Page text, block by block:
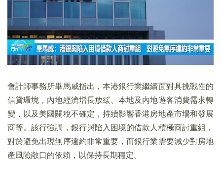
會計師事務所畢馬威指出，本港銀行業繼續面對具挑戰性的
信貸環境，內地經濟增長放緩、本地及內地遊客消費需求轉
變，以及美國關稅不確定，持續影響香港房地產市場和發展
商等。該行強調，銀行與陷入困境的借款人積極商討重組，
對於避免出現無序違約非常重要，而銀行業需要減少對房地
產風險敞口的依賴，以保持長期穩定。